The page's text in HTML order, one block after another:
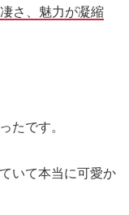
さ、魅力が凝縮
たです。
いて本当に可愛か